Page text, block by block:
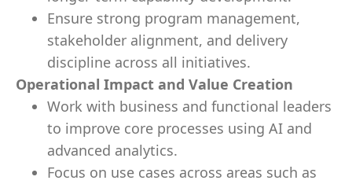
Ensure strong program management,
stakeholder alignment, and delivery
discipline across all initiatives.
Operational Impact and Value Creation
Work with business and functional leaders
to improve core processes using AI and
advanced analytics.
Focus on use cases across areas such as